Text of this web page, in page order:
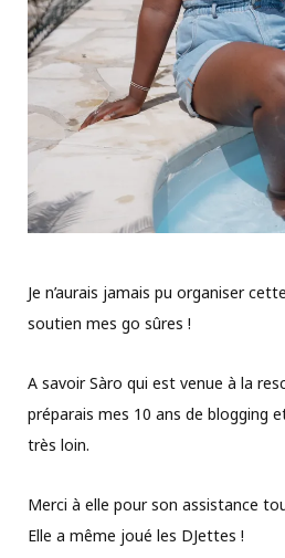
Je n’aurais jamais pu organiser
soutien mes go sûres !
A savoir Sàro qui est venue à la
préparais mes 10 ans de blogging
très loin.
Merci à elle pour son assistance
Elle a même joué les DJettes !